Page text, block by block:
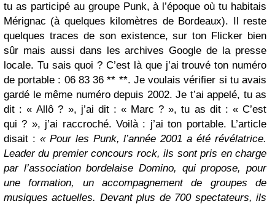
tu as participé au groupe Punk, à l’époque où tu habitais
Mérignac (à quelques kilomètres de Bordeaux). Il reste
quelques traces de son existence, sur ton Flicker bien
sûr mais aussi dans les archives Google de la presse
locale. Tu sais quoi ? C’est là que j’ai trouvé ton numéro
de portable : 06 83 36 ** **. Je voulais vérifier si tu avais
gardé le même numéro depuis 2002. Je t’ai appelé, tu as
dit : « Allô ? », j’ai dit : « Marc ? », tu as dit : « C’est
qui ? », j’ai raccroché. Voilà : j’ai ton portable. L’article
disait : « Pour les Punk, l’année 2001 a été révélatrice.
Leader du premier concours rock, ils sont pris en charge
par l’association bordelaise Domino, qui propose, pour
une formation, un accompagnement de groupes de
musiques actuelles. Devant plus de 700 spectateurs, ils